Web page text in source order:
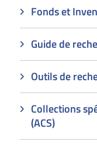
Fonds et
Guide de
Outils de
Collections
(ACS)